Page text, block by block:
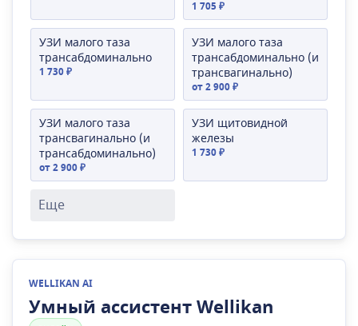
1 705 ₽
УЗИ малого таза
трансабдоминально
1 730 ₽
УЗИ малого таза
трансабдоминально (и
трансвагинально)
от 2 900 ₽
УЗИ малого таза
трансвагинально (и
трансабдоминально)
от 2 900 ₽
УЗИ щитовидной
железы
1 730 ₽
Еще
WELLIKAN AI
Умный ассистент Wellikan